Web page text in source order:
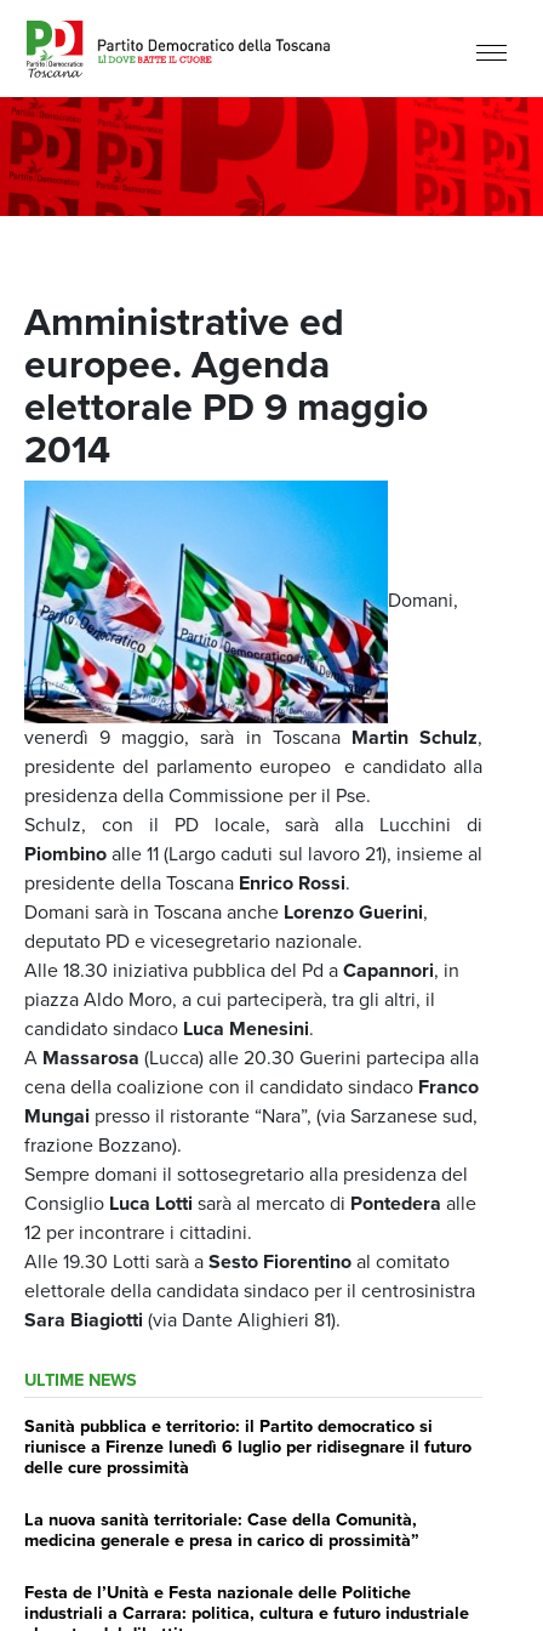
Amministrative ed
europee. Agenda
elettorale PD 9 maggio
2014
Domani,
venerdì 9 maggio, sarà in Toscana Martin Schulz,
presidente del parlamento europeo e candidato alla
presidenza della Commissione per il Pse.
Schulz, con il PD locale, sarà alla Lucchini di
Piombinoalle 11 (Largo caduti sul lavoro 21), insieme al
presidente della Toscana Enrico Rossi.
Domani sarà in Toscana anche Lorenzo Guerini,
deputato PD e vicesegretario nazionale.
Alle 18.30 iniziativa pubblica del Pd aCapannori, in
piazza Aldo Moro, a cui parteciperà, tra gli altri, il
candidato sindaco Luca Menesini.
A Massarosa (Lucca) alle 20.30 Guerini partecipa alla
cena della coalizione con il candidato sindaco Franco
Mungai presso il ristorante “Nara”, (via Sarzanese sud,
frazione Bozzano).
Sempre domani il sottosegretario alla presidenza del
Consiglio Luca Lotti sarà al mercato di Pontedera alle
12 per incontrare i cittadini.
Alle 19.30 Lotti sarà aSesto Fiorentinoal comitato
elettorale della candidata sindaco per il centrosinistra
Sara Biagiotti (via Dante Alighieri 81).
ULTIME NEWS
Sanità pubblica e territorio: il Partito democratico si
riunisce a Firenze lunedì 6 luglio per ridisegnare il futuro
delle cure prossimità
La nuova sanità territoriale: Case della Comunità,
medicina generale e presa in carico di prossimità”
Festa de l’Unità e Festa nazionale delle Politiche
industriali a Carrara: politica, cultura e futuro industriale